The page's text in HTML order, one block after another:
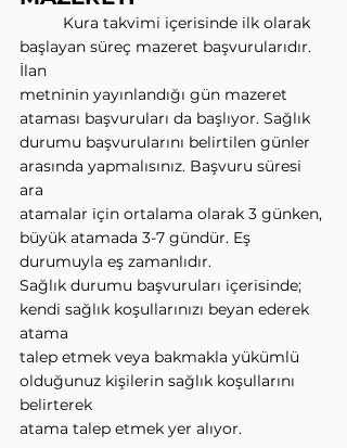
başlayan süreç mazeret başvurularıdır.
İlan
metninin yayınlandığı gün mazeret
ataması başvuruları da başlıyor. Sağlık
durumu başvurularını belirtilen günler
arasında yapmalısınız. Başvuru süresi
ara
atamalar için ortalama olarak 3 günken,
büyük atamada 3-7 gündür. Eş
durumuyla eş zamanlıdır.
Sağlık durumu başvuruları içerisinde;
kendi sağlık koşullarınızı beyan ederek
atama
talep etmek veya bakmakla yükümlü
olduğunuz kişilerin sağlık koşullarını
belirterek
atama talep etmek yer alıyor.